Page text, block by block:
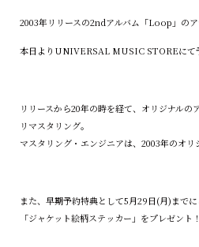
2003年リリースの2ndアルバム「Loop」のア
本日よりUNIVERSAL MUSIC STOREにて
リリースから20年の時を経て、オリジナル
リマスタリング。
マスタリング・エンジニアは、2003年のオリ
また、早期予約特典として5月29日(月)まで
「ジャケット絵柄ステッカー」をプレゼント！